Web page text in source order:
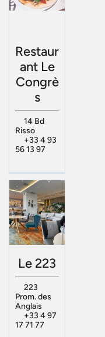
Restaur
ant Le
Congrè
s
14 Bd
Risso
+33 4 93
56 13 97
Le 223
223
Prom. des
Anglais
+33 4 97
17 71 77